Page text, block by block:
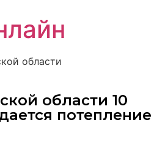
области
области 10
потепление